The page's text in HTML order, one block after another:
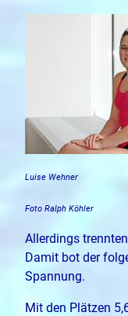
Luise Wehner
Foto Ralph Köhler
Allerdings
Damit bot der
Spannung.
Mit den Plätzen